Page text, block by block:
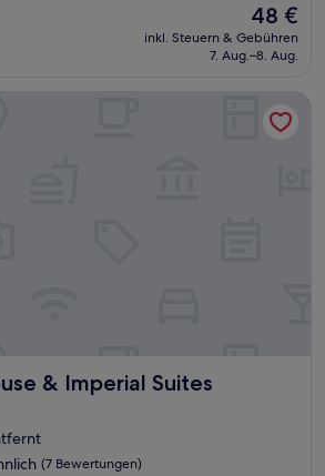
Der
Preis
beträgt
48 €
inkl. Steuern & Gebühren
7. Aug.–8. Aug.
& Imperial Suites
Imperial Suites
(7 Bewertungen)